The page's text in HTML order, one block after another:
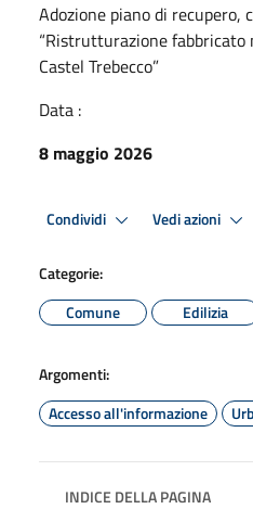
Adozione piano di recupero,
“Ristrutturazione fabbricato
Castel Trebecco”
Data :
8 maggio 2026
Condividi Vedi azioni
Categorie:
Comune
Edilizia
Argomenti:
Accesso all'informazione
INDICE DELLA PAGINA